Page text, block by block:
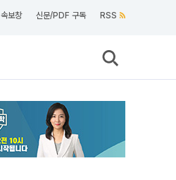
속보창 신문/PDF 구독 RSS